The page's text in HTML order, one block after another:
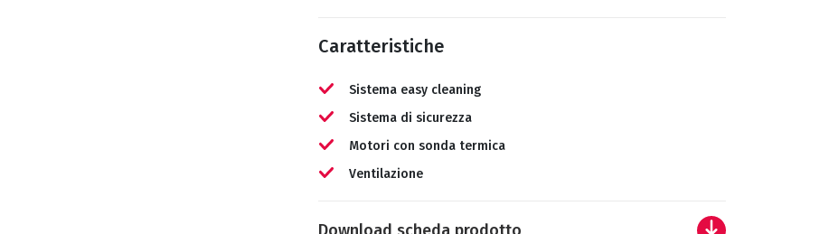
Caratteristiche
Sistema easy cleaning
Sistema di sicurezza
Motori con sonda termica
Ventilazione